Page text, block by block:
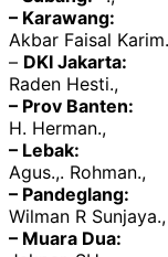
– Karawang:
Akbar Faisal
– DKI Jakarta:
Raden Hesti.,
– Prov Banten:
H. Herman.,
– Lebak:
Agus.,. Rohman.,
– Pandeglang:
Wilman R Sunjaya.,
– Muara Dua: